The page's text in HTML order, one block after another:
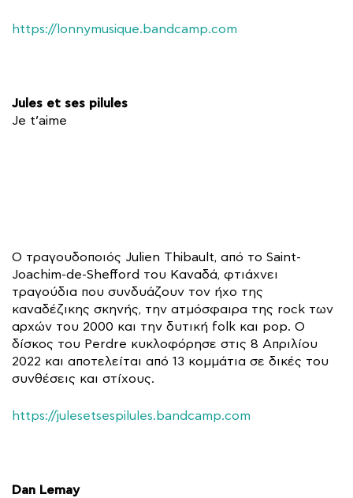
https://lonnymusique.bandcamp.com
Jules et ses pilules
Je t’aime
Ο τραγουδοποιός Julien Thibault, από το Saint-
Joachim-de-Shefford του Καναδά, φτιάχνει
τραγούδια που συνδυάζουν τον ήχο της
καναδέζικης σκηνής, την ατμόσφαιρα της rock των
αρχών του 2000 και την δυτική folk και pop. Ο
δίσκος του Perdre κυκλοφόρησε στις 8 Απριλίου
2022 και αποτελείται από 13 κομμάτια σε δικές του
συνθέσεις και στίχους.
https://julesetsespilules.bandcamp.com
Dan Lemay